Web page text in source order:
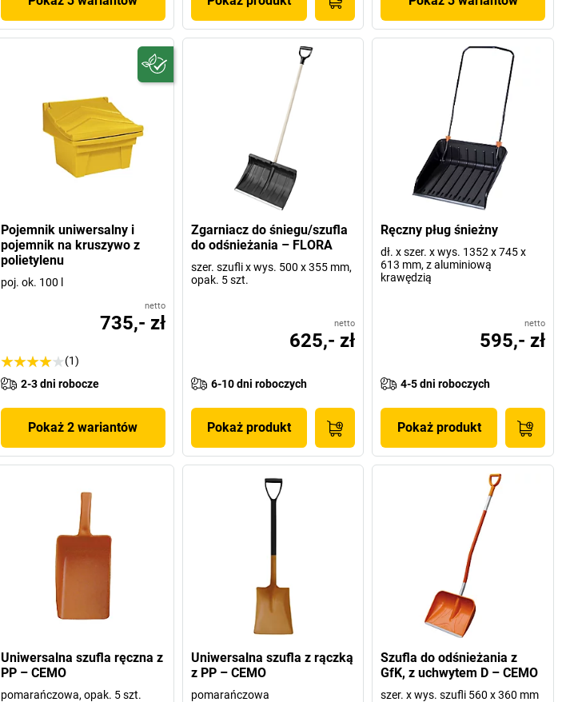
Pojemnik uniwersalny i
pojemnik na kruszywo z
polietylenu
poj. ok. 100 l
netto
735,- zł
(1)
2-3 dni robocze
Pokaż 2 wariantów
Zgarniacz do śniegu/szufla
do odśnieżania – FLORA
szer. szufli x wys. 500 x 355 mm,
opak. 5 szt.
netto
625,- zł
6-10 dni roboczych
Pokaż produkt
Ręczny pług śnieżny
dł. x szer. x wys. 1352 x 745 x
613 mm, z aluminiową
krawędzią
netto
595,- zł
4-5 dni roboczych
Pokaż produkt
Uniwersalna szufla ręczna z
PP – CEMO
pomarańczowa, opak. 5 szt.
Uniwersalna szufla z rączką
z PP – CEMO
pomarańczowa
Szufla do odśnieżania z
GfK, z uchwytem D – CEMO
szer. x wys. szufli 560 x 360 mm